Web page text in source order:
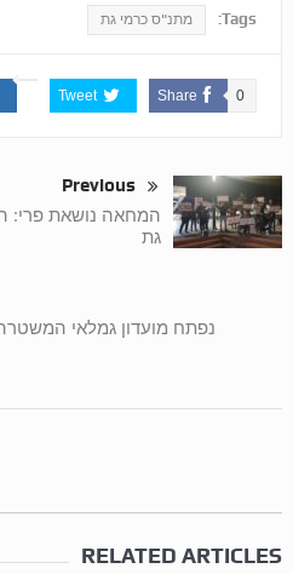
Tags: מתנ"ס כרמי גת
Share 0
Tweet
Previous
המחאה נושאת פרי:
גת
נפתח מועדון גמלאי
RELATED ARTICLES